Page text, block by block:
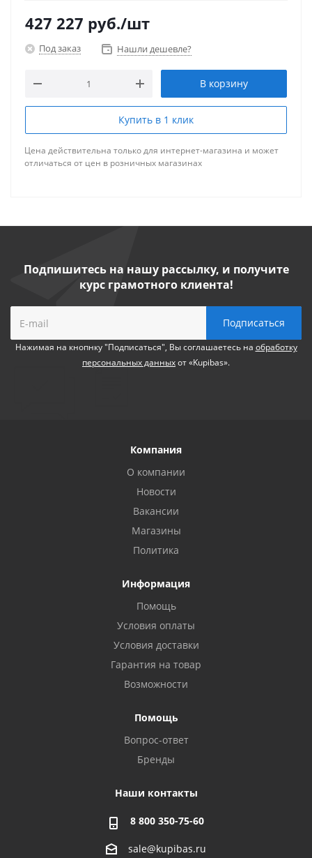
427 227 руб./шт
Под заказ Нашли дешевле?
В корзину
Купить в 1 клик
Цена действительна только для интернет-магазина и может
отличаться от цен в розничных магазинах
Подпишитесь на нашу рассылку, и получите
курс грамотного клиента!
Нажимая на кнопнку "Подписаться", Вы соглашаетесь на обработку
персональных данныхот «Kupibas».
Компания
О компании
Новости
Вакансии
Магазины
Политика
Информация
Помощь
Условия оплаты
Условия доставки
Гарантия на товар
Возможности
Помощь
Вопрос-ответ
Бренды
Наши контакты
8 800 350-75-60
sale@kupibas.ru